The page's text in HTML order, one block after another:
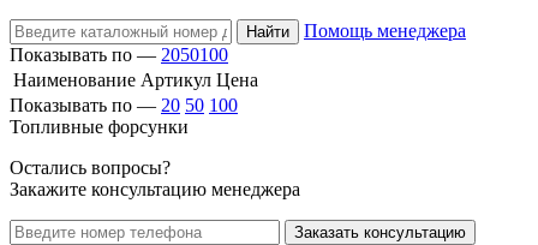
Найти
Помощь менеджера
Показывать по — 2050100
Наименование Артикул Цена
Показывать по — 20 50 100
Топливные форсунки
Остались вопросы?
Закажите консультацию менеджера
Заказать консультацию